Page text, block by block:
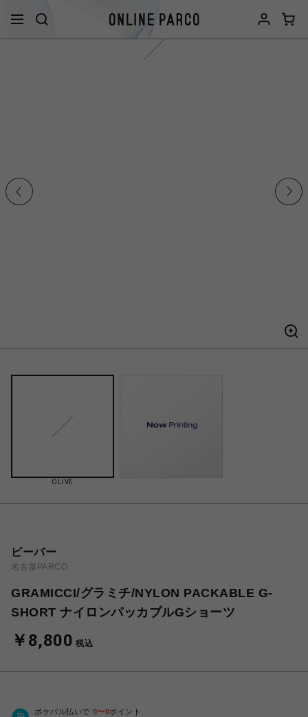
OLIVE
ビーバー
名古屋PARCO
GRAMICCI/グラミチ/NYLON PACKABLE G-
SHORT ナイロンパッカブルGショーツ
￥8,800 税込
ポケパル払いで 0〜0ポイント